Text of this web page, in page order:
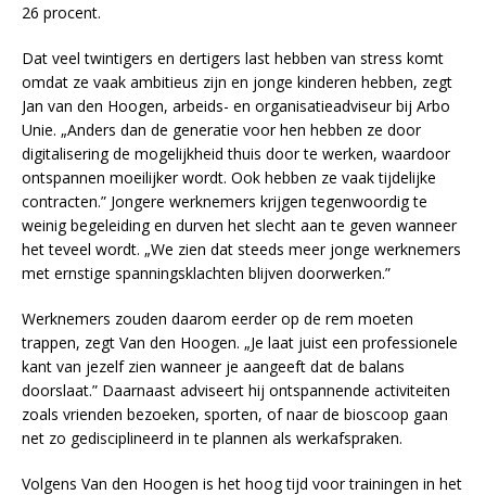
26 procent.
Dat veel twintigers en dertigers last hebben van stress komt
omdat ze vaak ambitieus zijn en jonge kinderen hebben, zegt
Jan van den Hoogen, arbeids- en organisatieadviseur bij Arbo
Unie. „Anders dan de generatie voor hen hebben ze door
digitalisering de mogelijkheid thuis door te werken, waardoor
ontspannen moeilijker wordt. Ook hebben ze vaak tijdelijke
contracten.” Jongere werknemers krijgen tegenwoordig te
weinig begeleiding en durven het slecht aan te geven wanneer
het teveel wordt. „We zien dat steeds meer jonge werknemers
met ernstige spanningsklachten blijven doorwerken.”
Werknemers zouden daarom eerder op de rem moeten
trappen, zegt Van den Hoogen. „Je laat juist een professionele
kant van jezelf zien wanneer je aangeeft dat de balans
doorslaat.” Daarnaast adviseert hij ontspannende activiteiten
zoals vrienden bezoeken, sporten, of naar de bioscoop gaan
net zo gedisciplineerd in te plannen als werkafspraken.
Volgens Van den Hoogen is het hoog tijd voor trainingen in het